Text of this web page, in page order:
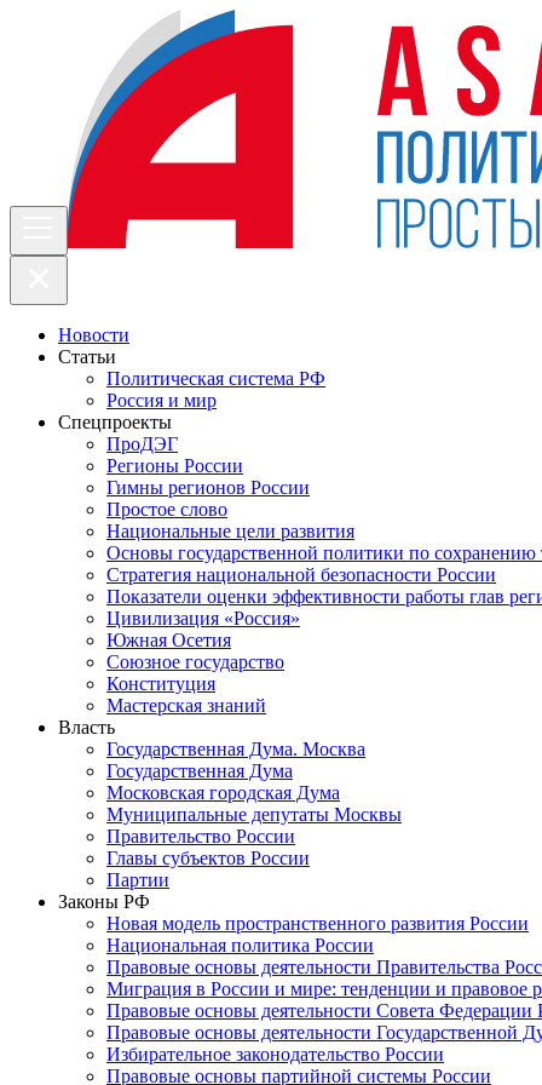
Новости
Статьи
Политическая система РФ
Россия и мир
Спецпроекты
ПроДЭГ
Регионы России
Гимны регионов России
Простое слово
Национальные цели развития
Основы государственной политики по
Стратегия национальной безопасности России
Показатели оценки эффективности работы глав
Цивилизация «Россия»
Южная Осетия
Союзное государство
Конституция
Мастерская знаний
Власть
Государственная Дума. Москва
Государственная Дума
Московская городская Дума
Муниципальные депутаты Москвы
Правительство России
Главы субъектов России
Партии
Законы РФ
Новая модель пространственного развития России
Национальная политика России
Правовые основы деятельности Правительства
Миграция в России и мире: тенденции и правовое
Правовые основы деятельности Совета Федерации
Правовые основы деятельности Государственной
Избирательное законодательство России
Правовые основы партийной системы России